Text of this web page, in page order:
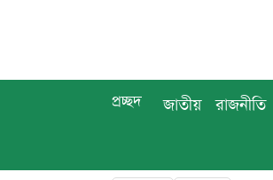
প্রচ্ছদ জাতীয় রাজনীতি